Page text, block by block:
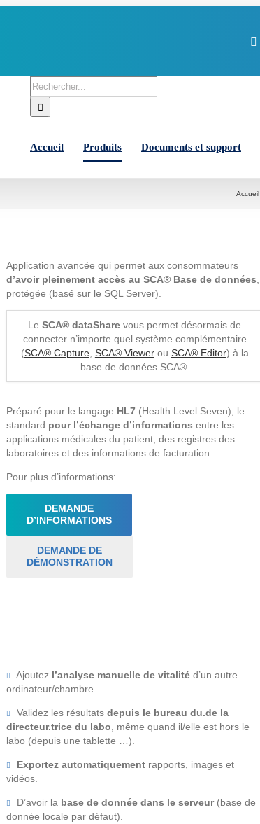
Rechercher:
Accueil Produits Documents et support
Accueil
Application avancée qui permet aux consommateurs
d’avoir pleinement accès au SCA® Base de données,
protégée (basé sur le SQL Server).
LeSCA® dataShare vous permet désormais de
connecter n’importe quel système complémentaire
(SCA® Capture, SCA® Viewerou SCA® Editor) à la
base de données SCA®.
Préparé pour le langage HL7(Health Level Seven), le
standard pour l’échange d’informations entre les
applications médicales du patient, des registres des
laboratoires et des informations de facturation.
Pour plus d’informations:
DEMANDE
D’INFORMATIONS
DEMANDE DE
DÉMONSTRATION
Ajoutez l’analyse manuelle de vitalitéd’un autre
ordinateur/chambre.
Validez les résultats depuis le bureau du.de la
directeur.trice du labo , même quand il/elle est hors le
labo (depuis une tablette …).
Exportez automatiquementrapports, images et
vidéos.
D’avoir la base de donnée dans le serveur(base de
donnée locale par défaut).